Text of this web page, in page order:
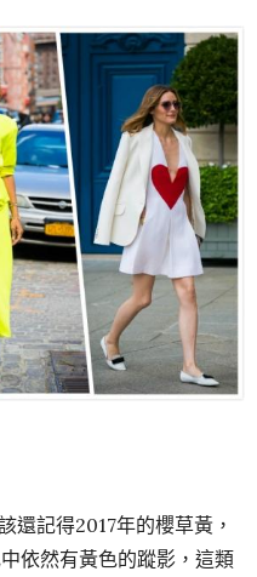
還記得2017年的櫻草黃，
依然有黃色的蹤影，這類